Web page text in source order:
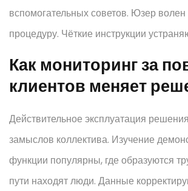
вспомогательных советов. Юзер
процедуру. Чёткие инструкции
Как мониторинг за
клиентов меняет
Действительное эксплуатация
замыслов коллектива. Изучение
функции популярны, где образуются
пути находят люди. Данные